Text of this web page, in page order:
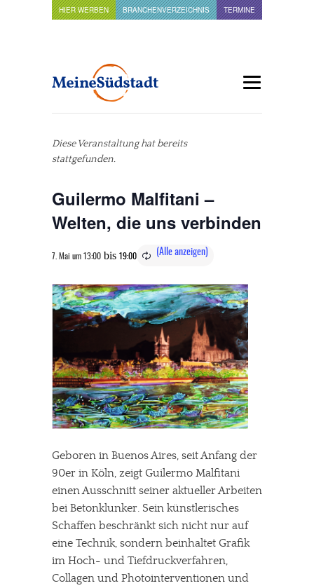
HIER WERBEN BRANCHENVERZEICHNIS TERMINE
Diese Veranstaltung hat bereits
stattgefunden.
Guilermo Malfitani –
Welten, die uns verbinden
7. Mai um 13:00 bis 19:00
Geboren in Buenos Aires, seit Anfang der
90er in Köln, zeigt Guilermo Malfitani
einen Ausschnitt seiner aktueller Arbeiten
bei Betonklunker. Sein künstlerisches
Schaffen beschränkt sich nicht nur auf
eine Technik, sondern beinhaltet Grafik
im Hoch- und Tiefdruckverfahren,
Collagen und Photointerventionen und